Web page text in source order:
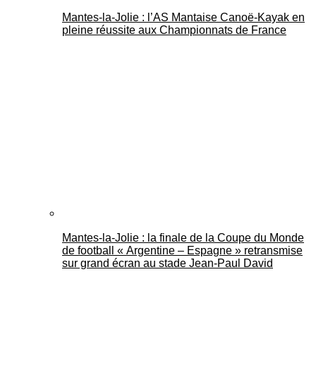
Mantes-la-Jolie : l’AS Mantaise Canoë‑Kayak en
pleine réussite aux Championnats de France
Mantes-la-Jolie : la finale de la Coupe du Monde
de football « Argentine – Espagne » retransmise
sur grand écran au stade Jean-Paul David